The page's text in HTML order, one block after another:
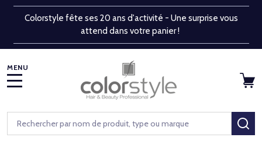
Colorstyle fête ses 20 ans d'activité - Une surprise vous
attend dans votre panier !
Rechercher